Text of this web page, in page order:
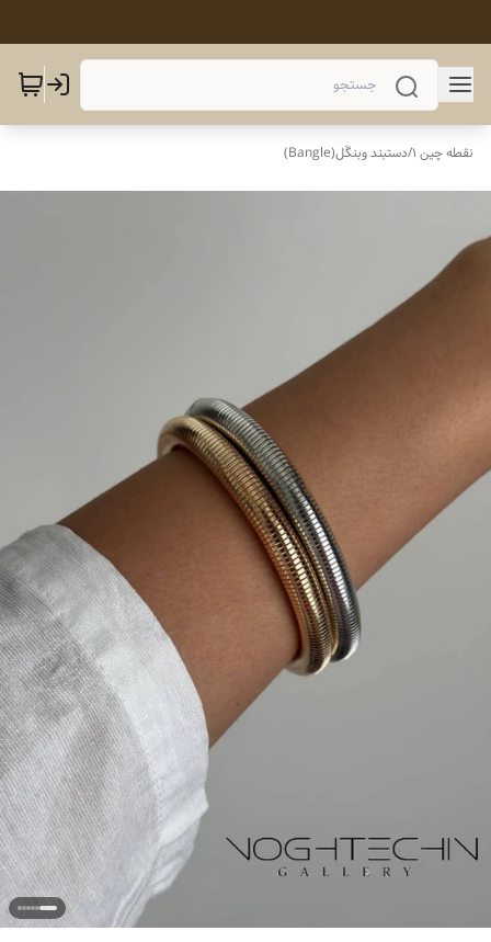
نقطه چین 1 /دستبند وبنگَل(Bangle)